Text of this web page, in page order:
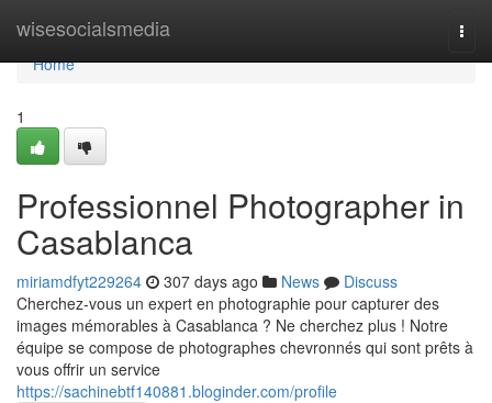
wisesocialsmedia
Home
Home
1
Professionnel Photographer in
Casablanca
miriamdfyt229264 307 days ago News
Discuss
Cherchez-vous un expert en photographie pour capturer des
images mémorables à Casablanca ? Ne cherchez plus ! Notre
équipe se compose de photographes chevronnés qui sont prêts à
vous offrir un service
https://sachinebtf140881.bloginder.com/profile